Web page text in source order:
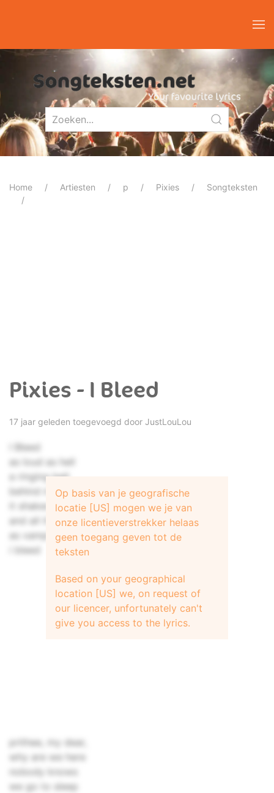
Home Artiesten p Pixies Songteksten
Pixies - I Bleed
17 jaar geleden toegevoegd door JustLouLou
I Bleed
as loud as hell
a ringing bell
behind my smile
it shakes my teeth
and all the while
as vampires feed
i bleed
prithee, my dear,
why are we here
nobody knows
we go to sleep
Op basis van je geografische
locatie [US] mogen we je van
onze licentieverstrekker helaas
geen toegang geven tot de
teksten
Based on your geographical
location [US] we, on request of
our licencer, unfortunately can't
give you access to the lyrics.